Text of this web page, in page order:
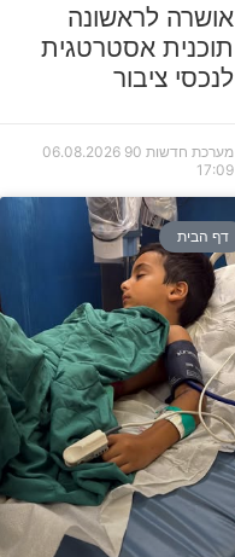
אושרה לראשונה
תוכנית אסטרטגית
לנכסי ציבור
מערכת חדשות 90
06.08.2026
17:09
דף הבית